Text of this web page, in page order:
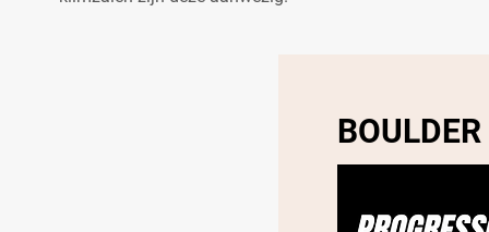
BOULDER